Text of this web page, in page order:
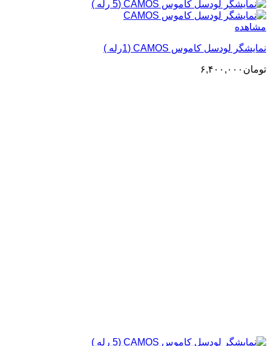
مشاهده
نمایشگر لودسل کاموس CAMOS (1رله )
تومان ۶,۴۰۰,۰۰۰